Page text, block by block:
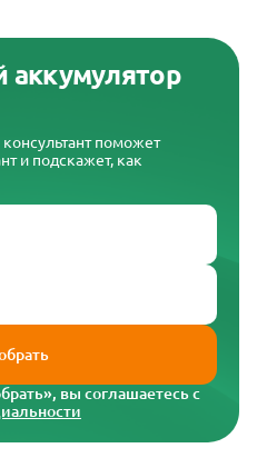
аккумулятор
поможет
и подскажет, как
вы соглашаетесь с